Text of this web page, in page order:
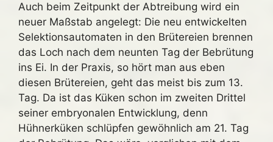
Auch beim Zeitpunkt der Abtreibung wird ein
neuer Maßstab angelegt: Die neu entwickelten
Selektionsautomaten in den Brütereien brennen
das Loch nach dem neunten Tag der Bebrütung
ins Ei. In der Praxis, so hört man aus eben
diesen Brütereien, geht das meist bis zum 13.
Tag. Da ist das Küken schon im zweiten Drittel
seiner embryonalen Entwicklung, denn
Hühnerküken schlüpfen gewöhnlich am 21. Tag